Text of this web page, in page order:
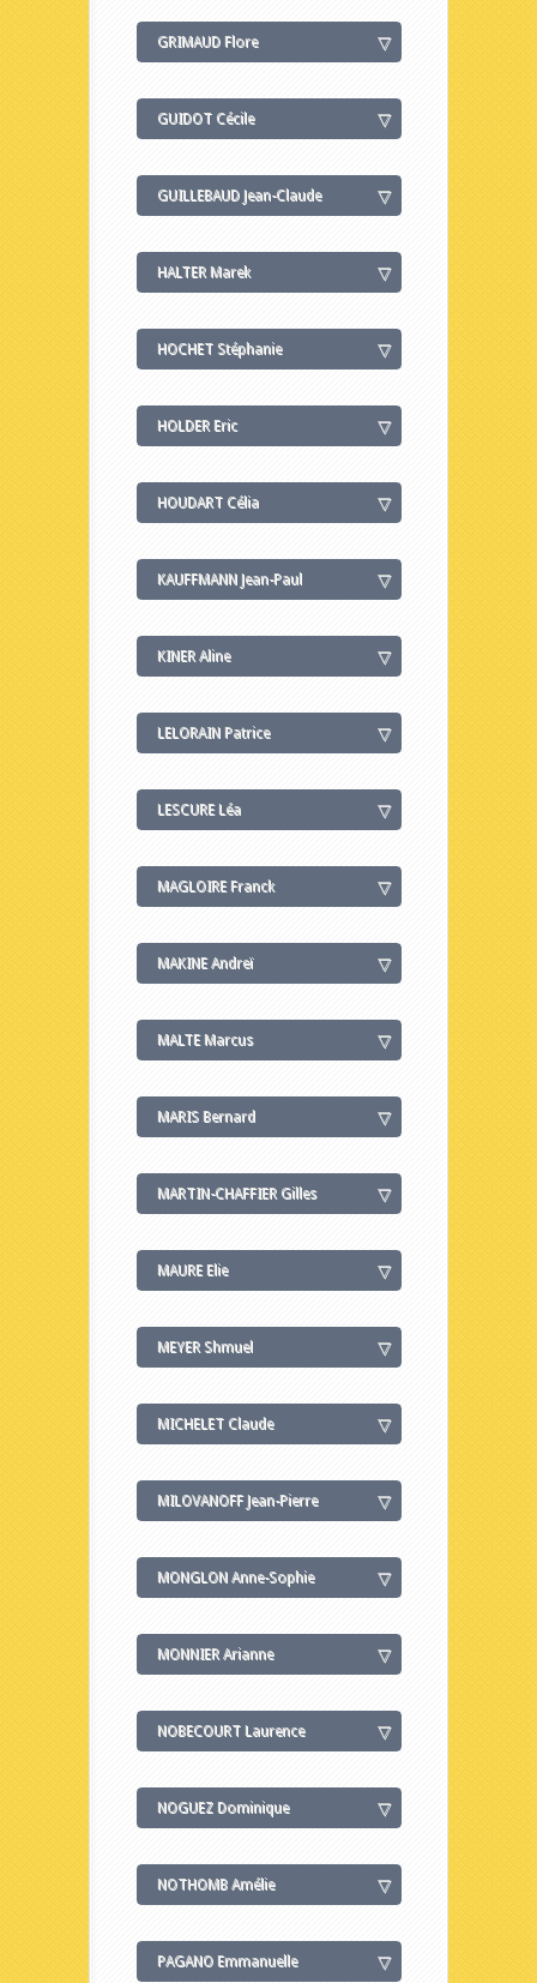
GRIMAUD Flore
GUIDOT Cécile
GUILLEBAUD Jean-Claude
HALTER Marek
HOCHET Stéphanie
HOLDER Eric
HOUDART Célia
KAUFFMANN Jean-Paul
KINER Aline
LELORAIN Patrice
LESCURE Léa
MAGLOIRE Franck
MAKINE Andreï
MALTE Marcus
MARIS Bernard
MARTIN-CHAFFIER Gilles
MAURE Elie
MEYER Shmuel
MICHELET Claude
MILOVANOFF Jean-Pierre
MONGLON Anne-Sophie
MONNIER Arianne
NOBECOURT Laurence
NOGUEZ Dominique
NOTHOMB Amélie
PAGANO Emmanuelle